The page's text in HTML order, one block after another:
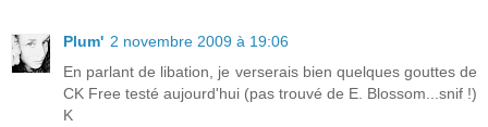
Plum' 2 novembre 2009 à 19:06
En parlant de libation, je verserais bien quelques gouttes de
CK Free testé aujourd'hui (pas trouvé de E. Blossom...snif !)
K